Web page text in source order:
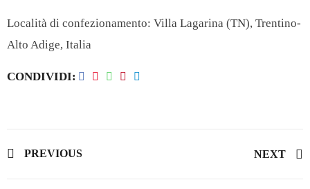
Località di confezionamento: Villa Lagarina (TN), Trentino-
Alto Adige, Italia
CONDIVIDI
PREVIOUS NEXT